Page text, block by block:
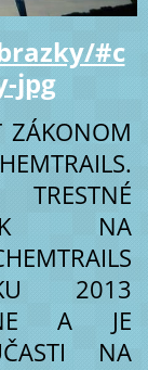
#c
jpg
ZÁKONOM
NA
2013
A JE
NA